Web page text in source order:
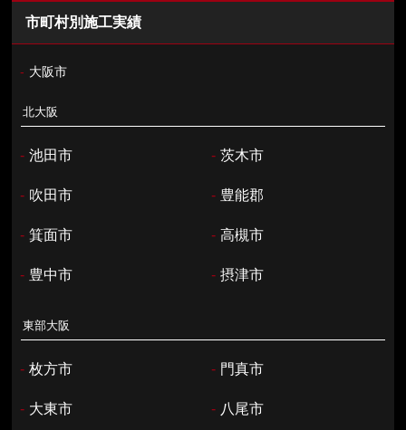
市町村別施工実績
- 大阪市
北大阪
- 池田市 - 茨木市
- 吹田市 - 豊能郡
- 箕面市 - 高槻市
- 豊中市 - 摂津市
東部大阪
- 枚方市 - 門真市
- 大東市 - 八尾市